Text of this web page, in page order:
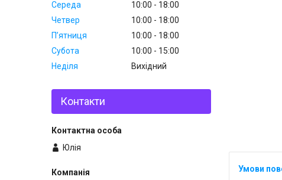
Середа
10:00
18:00
Четвер
10:00
18:00
Пʼятниця
10:00
18:00
Субота
10:00
15:00
Неділя
Вихідний
Контакти
Юлія